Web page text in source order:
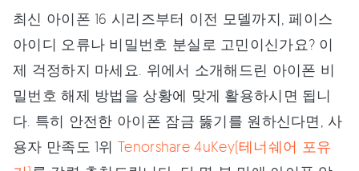
최신 아이폰 16 시리즈부터 이전 모델까지, 페이스
아이디 오류나 비밀번호 분실로 고민이신가요? 이
제 걱정하지 마세요. 위에서 소개해드린 아이폰 비
밀번호 해제 방법을 상황에 맞게 활용하시면 됩니
다. 특히 안전한 아이폰 잠금 뚫기를 원하신다면, 사
용자 만족도 1위 Tenorshare 4uKey(테너쉐어 포유